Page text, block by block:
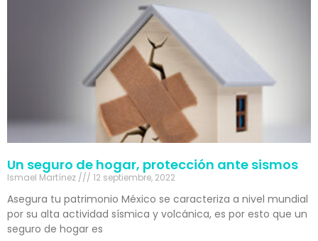
Un seguro de hogar, protección ante sismos
Ismael Martínez 12 septiembre, 2022
Asegura tu patrimonio México se caracteriza a nivel mundial
por su alta actividad sísmica y volcánica, es por esto que un
seguro de hogar es